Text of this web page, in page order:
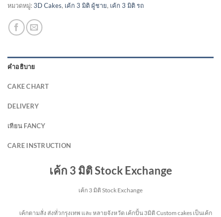
หมวดหมู่:3D Cakes, เค้ก 3 มิติ ผู้ชาย, เค้ก 3 มิติ รถ
คำอธิบาย
CAKE CHART
DELIVERY
เทียน FANCY
CARE INSTRUCTION
เค้ก 3 มิติ Stock Exchange
เค้ก 3 มิติ Stock Exchange
เค้กตามสั่ง ส่งทั่วกรุงเทพ และ หลายจังหวัด เค้กปั้น 3มิติ Custom cakes เป็นเค้ก